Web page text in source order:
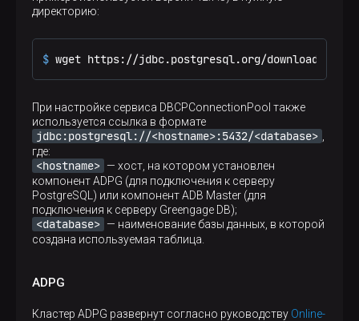
директорию:
$ wget https://jdbc.postgresql.org/download/
При настройке сервиса DBCPConnectionPool также
используется ссылка в формате
jdbc:postgresql://<hostname>:5432/<database>
где:
<hostname> — хост, на котором установлен
компонент ADPG (для подключения к серверу
PostgreSQL) или компонент ADB Master (для
подключения к серверу Greengage DB);
<database> — наименование базы данных, в которой
создана используемая таблица.
ADPG
Кластер ADPG развернут согласно руководству Online-